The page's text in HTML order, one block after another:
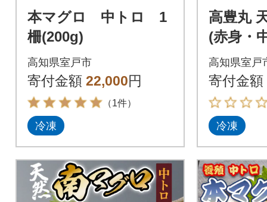
本マグロ 中トロ 1
柵(200g)
高知県室戸市
寄付金額 22,000円
（1件）
冷凍
高豊丸
(赤身・
とし
1kg
高知県室戸
寄付金額
冷凍